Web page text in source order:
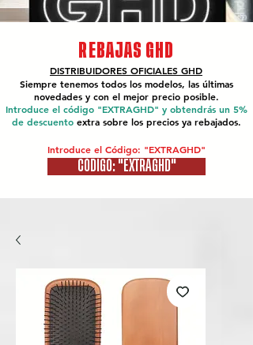
REBAJAS GHD
DISTRIBUIDORES OFICIALES GHD
Siempre tenemos todos los modelos, las últimas
novedades y con el mejor precio posible.
Introduce el código "EXTRAGHD" y obtendrás un 5%
de descuento extra sobre los precios ya rebajados.
Introduce el Código: "EXTRAGHD"
CÓDIGO: "EXTRAGHD"